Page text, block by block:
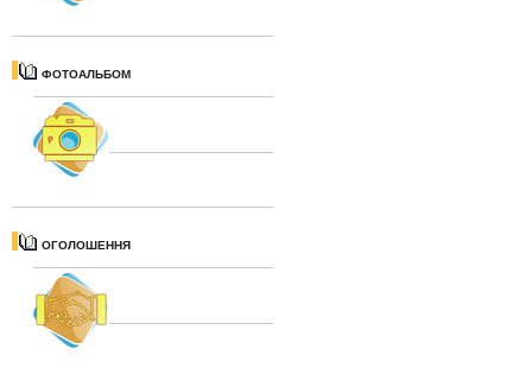
ФОТОАЛЬБОМ
ОГОЛОШЕННЯ